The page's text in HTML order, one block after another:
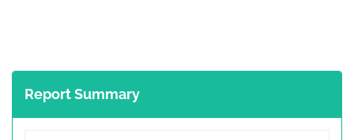
Report Summary